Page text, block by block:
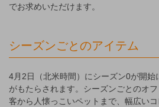
でお求めいただけます。
シーズンごとのアイテム
4月2日（北米時間）にシーズン0が開始
がもたらされます。シーズンごとのオ
客から人懐っこいペットまで、幅広い